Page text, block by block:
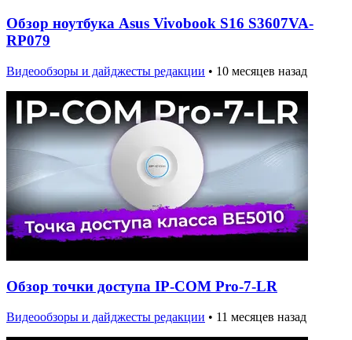
Обзор ноутбука Asus Vivobook S16 S3607VA-
RP079
Видеообзоры и дайджесты редакции • 10 месяцев назад
Обзор точки доступа IP-COM Pro-7-LR
Видеообзоры и дайджесты редакции • 11 месяцев назад